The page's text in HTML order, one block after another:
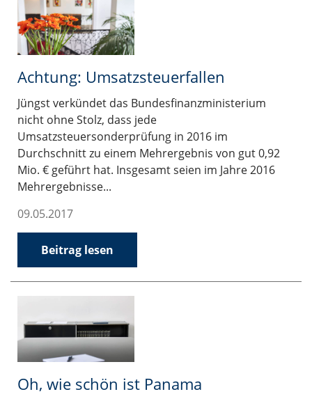
Achtung: Umsatzsteuerfallen
Jüngst verkündet das Bundesfinanzministerium
nicht ohne Stolz, dass jede
Umsatzsteuersonderprüfung in 2016 im
Durchschnitt zu einem Mehrergebnis von gut 0,92
Mio. € geführt hat. Insgesamt seien im Jahre 2016
Mehrergebnisse...
09.05.2017
Beitrag lesen
Oh, wie schön ist Panama